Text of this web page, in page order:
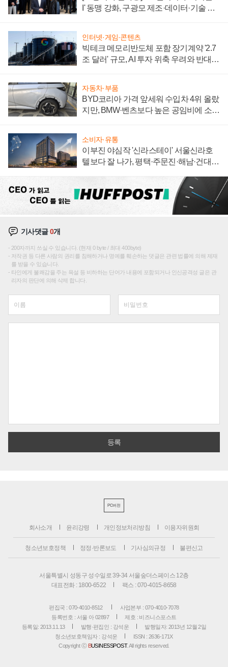
I' 동맹 강화, 구광모 제조·데이터·기술 결
인터넷·게임·콘텐츠
빅테크 메모리반도체 포함 장기계약 '2.7
조 달러' 규모, AI 투자 위축 우려와 반대
자동차·부품
BYD코리아 가격 앞세워 수입차 4위 올랐
지만, BMW·벤츠보다 높은 공임비에 소비
소비자·유통
이부진 야심작 '신라스테이' 서울신라호
텔보다 잘 나가, 평택·주문진·해남·건대로
기사댓글0개
200자까지 쓰실 수 있습니다. (현재 0 byte / 최대 400byte)
저작권 등 다른 사람의 권리를 침해하거나 명예를 훼손하는 댓글은 관련 법률에 의해 제재
를 받을 수 있습니다.
타인에게 불쾌감을 주는 욕설 등 비하하는 단어가 내용에 포함되거나 인신공격성 글은 관
리자의 판단에 의해 삭제 합니다.
PC버전
회사소개 윤리강령 개인정보처리방침 이용자위원회
청소년보호정책 정정·반론보도 기사심의규정 불편신고
서울특별시 성동구 성수일로 39-34 서울숲더스페이스 12층
대표전화 : 1800-6522
팩스 : 070-4015-8658
편집국 : 070-4010-8512
사업본부 : 070-4010-7078
등록번호 : 서울 아 02897
제호 : 비즈니스포스트
등록일: 2013.11.13
발행·편집인 : 강석운
발행일자: 2013년 12월 2일
청소년보호책임자 : 강석운
ISSN : 2636-171X
Copyright ⓒ BUSINESSPOST. All rights reserved.